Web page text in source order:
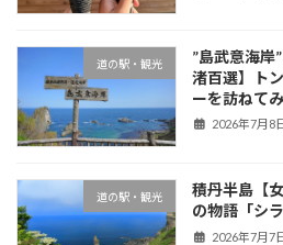
道の駅・観光
”島武意海岸
渚百選】ト
ーを訪ねて
2026年7月8
道の駅・観光
積丹半島【
の物語「シ
2026年7月7